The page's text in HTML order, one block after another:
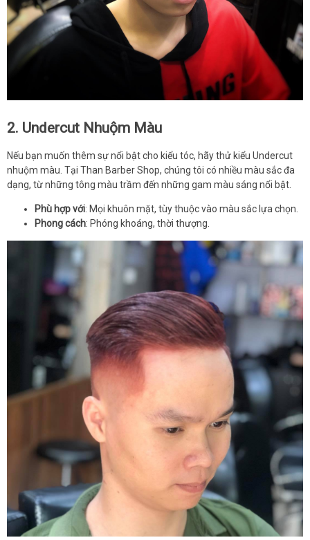
2. Undercut Nhuộm Màu
Nếu bạn muốn thêm sự nổi bật cho kiểu tóc, hãy thử kiểu Undercut
nhuộm màu. Tại Than Barber Shop, chúng tôi có nhiều màu sắc đa
dạng, từ những tông màu trầm đến những gam màu sáng nổi bật.
Phù hợp với: Mọi khuôn mặt, tùy thuộc vào màu sắc lựa chọn.
Phong cách: Phóng khoáng, thời thượng.